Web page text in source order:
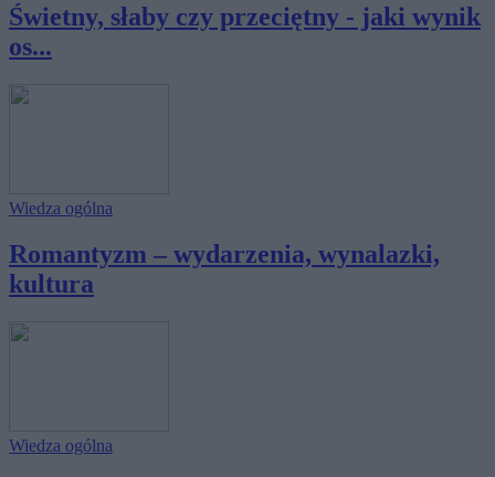
Świetny, słaby czy przeciętny - jaki wynik
os...
Wiedza ogólna
Romantyzm – wydarzenia, wynalazki,
kultura
Wiedza ogólna